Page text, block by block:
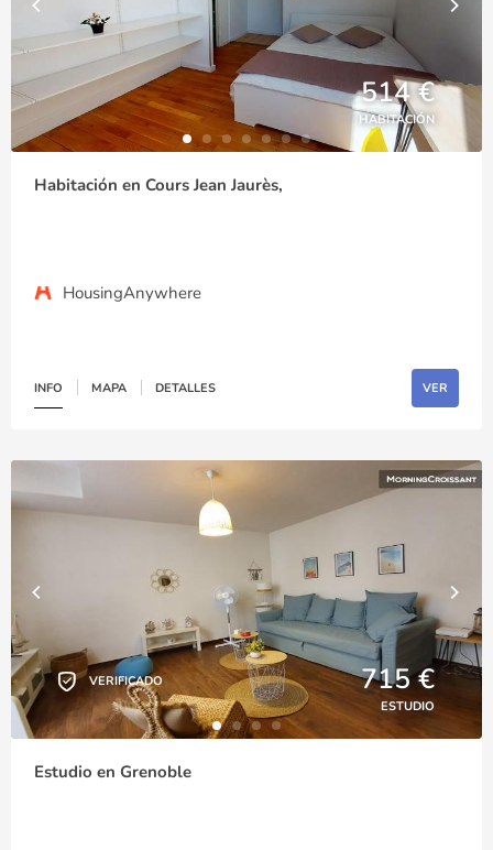
514 €
HABITACIÓN
Habitación en Cours Jean Jaurès,
HousingAnywhere
INFO MAPA DETALLES VER
VERIFICADO 715 €
ESTUDIO
Estudio en Grenoble